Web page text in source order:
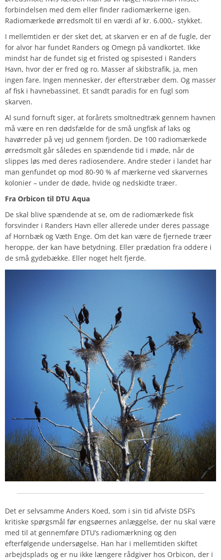
forbindelsen med dem eller finder radiomærkerne igen.
Radiomærkede ørredsmolt til en værdi af kr. 6.000,- stykket.
I mellemtiden er der sket det, at skarven er en af de fugle, der
for alvor har fundet Randers og Omegn på vandkortet. Ikke
mindst har de fundet sig et fristed og spisested i Randers
Havn, hvor der er fred og ro. Masser af skibstrafik, ja, men
ingen fare. Ingen mennesker, der efterstræber dem. Og masser
af fisk i havnebassinet. Et sandt paradis for en fugl som
skarven.
Al sund fornuft siger, at forårets smoltnedtræk gennem havnen
må være en ren dødsfælde for de små ungfisk af laks og
havørreder på vej ud gennem fjorden. De 100 radiomærkede
ørredsmolt går således en spændende tid i møde, når de
slippes løs med deres radiosendere. Andre steder i landet har
man genfundet op mod 80-90 % af mærkerne ved skarvernes
kolonier – under de døde, hvide og nedskidte træer.
Fra Orbicon til DTU Aqua
De skal blive spændende at se, om de radiomærkede fisk
forsvinder i Randers Havn eller allerede under deres passage
af Hornbæk og Væth Enge. Om det kan være de fjernede træer
heroppe, der kan have betydning. Eller prædation fra oddere i
de små gydebække. Eller noget helt fjerde.
Det er selvsamme Anders Koed, som i sin tid afviste DSF’s
kritiske spørgsmål før engsøernes anlæggelse, der nu skal være
med til at gennemføre DTU’s radiomærkning og den
efterfølgende undersøgelse. Han har i mellemtiden skiftet
arbejdsplads og er nu ikke længere rådgiver hos Orbicon, der i